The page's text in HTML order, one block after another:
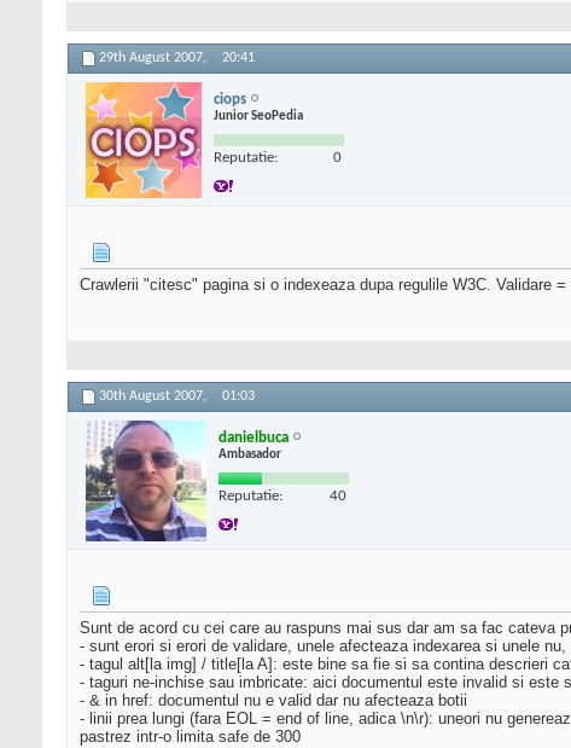
29th August 2007, 20:41
ciops
Junior SeoPedia
Reputatie: 0
Crawlerii "citesc" pagina si o indexeaza dupa regulile W3C. Validare
30th August 2007, 01:03
danielbuca
Ambasador
Reputatie: 40
Sunt de acord cu cei care au raspuns mai sus dar am sa fac cateva
- sunt erori si erori de validare, unele afecteaza indexarea si unele
- tagul alt[la img] / title[la A]: este bine sa fie si sa contina descrieri
- taguri ne-inchise sau imbricate: aici documentul este invalid si este
- & in href: documentul nu e valid dar nu afecteaza botii
- linii prea lungi (fara EOL = end of line, adica \n\r): uneori nu
pastrez intr-o limita safe de 300